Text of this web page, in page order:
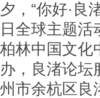
夕，“你好·
日全球主题
柏林中国文化
办，良渚论坛
州市余杭区良